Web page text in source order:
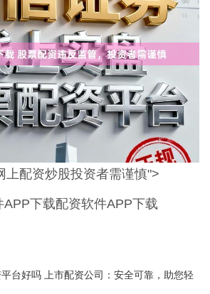
上配资炒股投资者需谨慎">
APP下载配资软件APP下载
台好吗 上市配资公司：安全可靠，助您轻